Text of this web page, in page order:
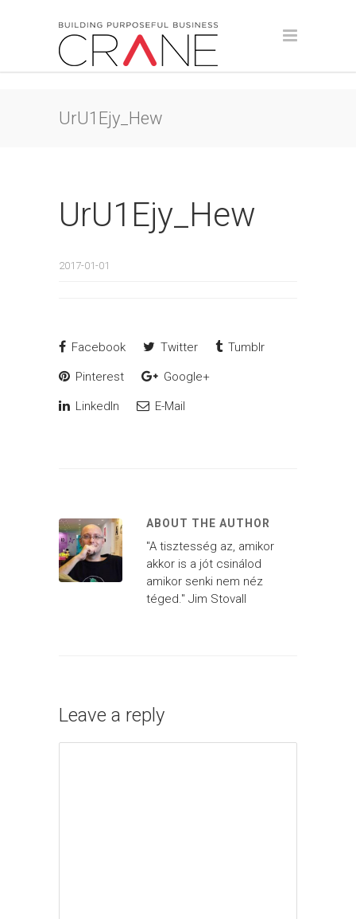
UrU1Ejy_Hew
UrU1Ejy_Hew
2017-01-01
Facebook Twitter Tumblr
Pinterest Google+
LinkedIn E-Mail
ABOUT THE AUTHOR
"A tisztesség az, amikor
akkor is a jót csinálod
amikor senki nem néz
téged." Jim Stovall
Leave a reply